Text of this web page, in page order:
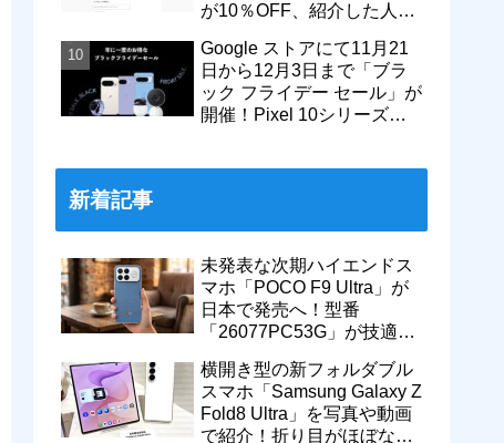
が10％OFF、紹介した人は
ト付与
Google ストアにて11月21
日から12月3日まで「ブラ
ック フライデー セール」が
開催！Pixel 10シリーズや
新着記事
未発表な次期ハイエンドス
マホ「POCO F9 Ultra」が
日本で発売へ！型番
「26077PC53G」が技適通
テリー搭載に
横開き型の新フォルダブル
スマホ「Samsung Galaxy Z
Fold8 Ultra」を写真や動画
で紹介！折り目がほぼない